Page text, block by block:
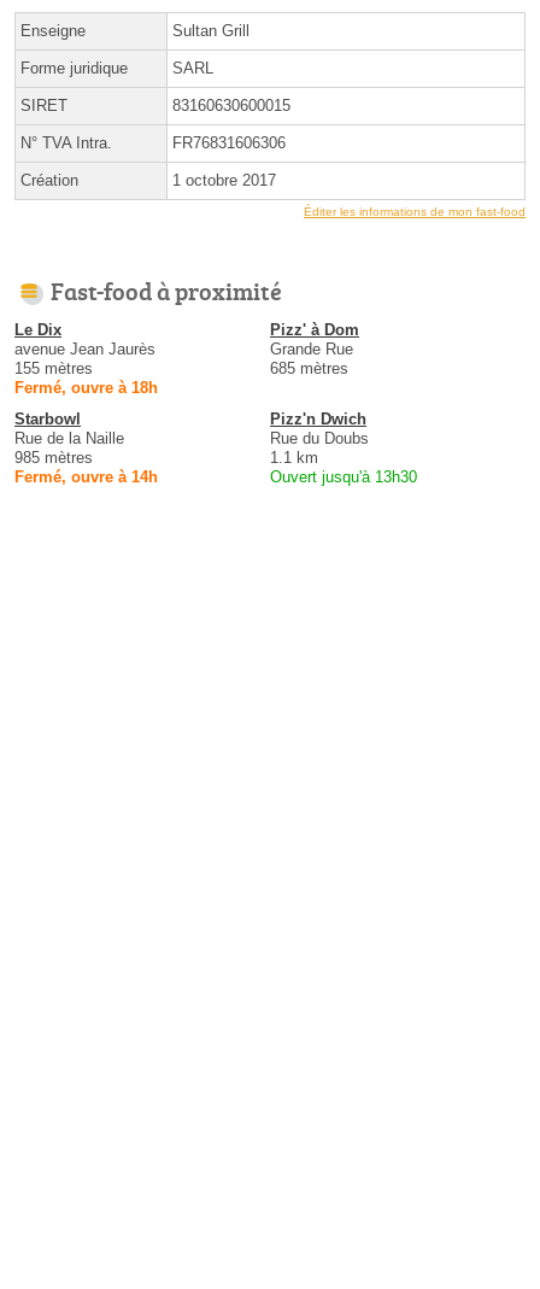
Enseigne Sultan Grill
Forme juridique SARL
SIRET 83160630600015
N° TVA Intra. FR76831606306
Création 1 octobre 2017
Éditer les informations de mon fast-food
Fast-food à proximité
Le Dix
avenue Jean Jaurès
155 mètres
Fermé, ouvre à 18h
Pizz' à Dom
Grande Rue
685 mètres
Starbowl
Rue de la Naille
985 mètres
Fermé, ouvre à 14h
Pizz'n Dwich
Rue du Doubs
1.1 km
Ouvert jusqu'à 13h30